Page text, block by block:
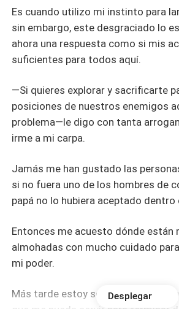
Es cuando utilizo mi instinto para
sin embargo, este desgraciado lo
ahora una respuesta como si mis
suficientes para todos aquí.
—Si quieres explorar y sacrificarte
posiciones de nuestros enemigos
problema—le digo con tanta
irme a mi carpa.
Jamás me han gustado las
si no fuera uno de los hombres de
papá no lo hubiera aceptado
Entonces me acuesto dónde están
almohadas con mucho cuidado
mi poder.
Más tarde estoy soñando para
Desplegar